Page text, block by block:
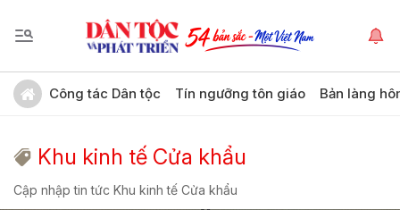
Công tác Dân tộc Tín ngưỡng tôn giáo Bản làng
Khu kinh tế Cửa khẩu
Cập nhập tin tức Khu kinh tế Cửa khẩu